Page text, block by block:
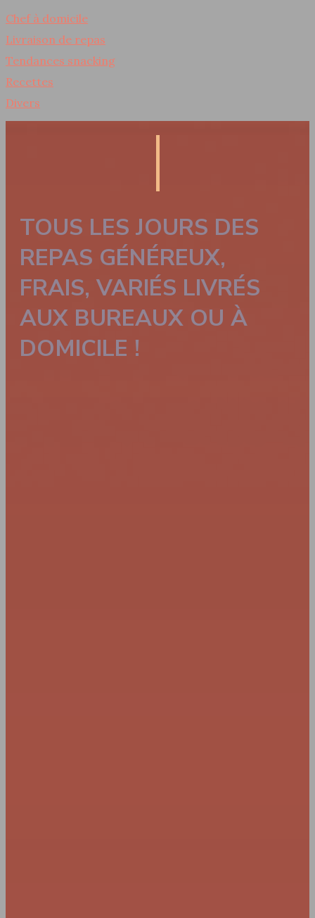
Chef à domicile
Livraison de repas
Tendances snacking
Recettes
Divers
TOUS LES JOURS DES
REPAS GÉNÉREUX,
FRAIS, VARIÉS LIVRÉS
AUX BUREAUX OU À
DOMICILE !